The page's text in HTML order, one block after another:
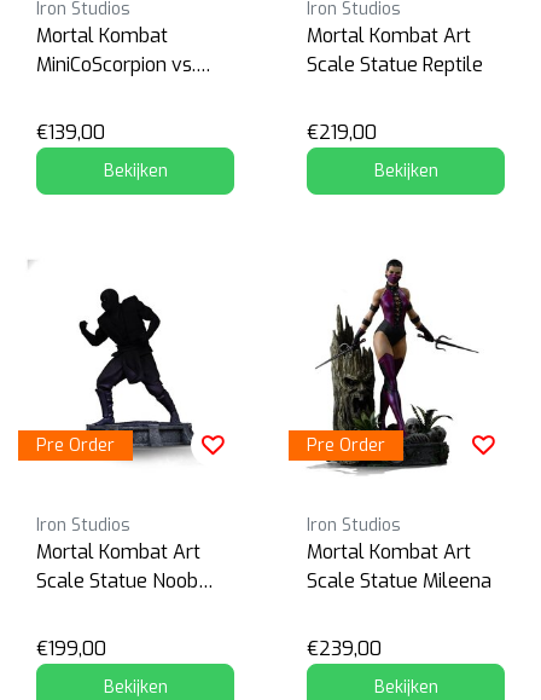
Iron Studios
Mortal Kombat
MiniCoScorpion vs.
€139,00
Bekijken
Iron Studios
Mortal Kombat Art
Scale Statue Reptile
€219,00
Bekijken
Pre Order
Iron Studios
Mortal Kombat Art
Scale Statue Noob
€199,00
Bekijken
Pre Order
Iron Studios
Mortal Kombat Art
Scale Statue Mileena
€239,00
Bekijken